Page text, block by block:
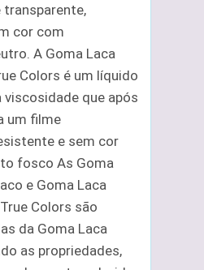
cor com
A Goma Laca
Colors é um líquido
viscosidade que após
um filme
e sem cor
fosco As Goma
e Goma Laca
Colors são
da Goma Laca
as propriedades,